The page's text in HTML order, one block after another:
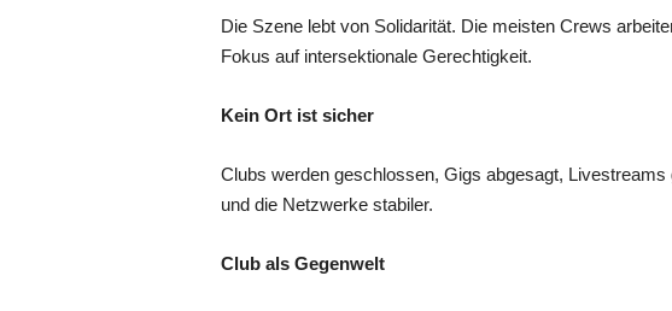
Die Szene lebt von Solidarität. Die meisten Crews
Fokus auf intersektionale Gerechtigkeit.
Kein Ort ist sicher
Clubs werden geschlossen, Gigs abgesagt,
und die Netzwerke stabiler.
Club als Gegenwelt